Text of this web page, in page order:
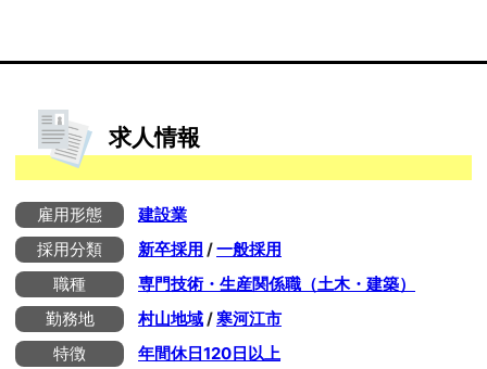
求人情報
雇用形態
建設業
採用分類
新卒採用 /一般採用
職種
専門技術・生産関係職（土木・建築）
勤務地
村山地域 /寒河江市
特徴
年間休日120日以上